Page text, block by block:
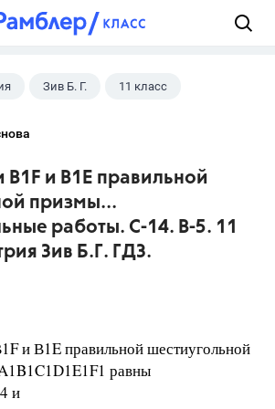
Зив Б. Г. 11 класс
В1F и В1E правильной
призмы...
работы. С-14. В-5. 11
Зив Б.Г. ГДЗ.
и В1E правильной шестиугольной
равны
и